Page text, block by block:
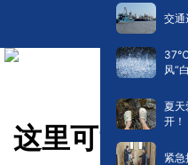
交通
​37℃
风“
夏天
开！
紧急
这里可“逆行”